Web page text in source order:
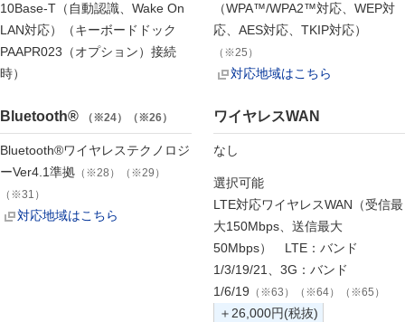
10Base-T（自動認識、Wake On
LAN対応）（キーボードドック
PAAPR023（オプション）接続
時）
（WPA™/WPA2™対応、WEP対
応、AES対応、TKIP対応）
（※25）
対応地域はこちら
Bluetooth® （※24）（※26）
Bluetooth®ワイヤレステクノロジ
ーVer4.1準拠 （※28）（※29）
（※31）
対応地域はこちら
ワイヤレスWAN
なし
選択可能
LTE対応ワイヤレスWAN（受信最
大150Mbps、送信最大
50Mbps） LTE：バンド
1/3/19/21、3G：バンド
1/6/19 （※63）（※64）（※65）
＋26,000円(税抜)